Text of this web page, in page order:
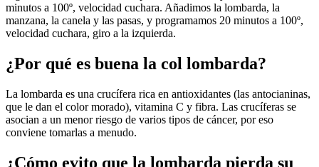
minutos a 100º, velocidad cuchara. Añadimos la lombarda, la
manzana, la canela y las pasas, y programamos 20 minutos a 100º,
velocidad cuchara, giro a la izquierda.
¿Por qué es buena la col lombarda?
La lombarda es una crucífera rica en antioxidantes (las antocianinas,
que le dan el color morado), vitamina C y fibra. Las crucíferas se
asocian a un menor riesgo de varios tipos de cáncer, por eso
conviene tomarlas a menudo.
¿Cómo evito que la lombarda pierda su